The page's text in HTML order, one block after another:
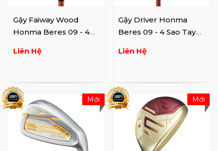
Gậy Faiway Wood
Honma Beres 09 - 4
Liên Hệ
Gậy Driver Honma
Beres 09 - 4 Sao Tay
Liên Hệ
Mới Mới